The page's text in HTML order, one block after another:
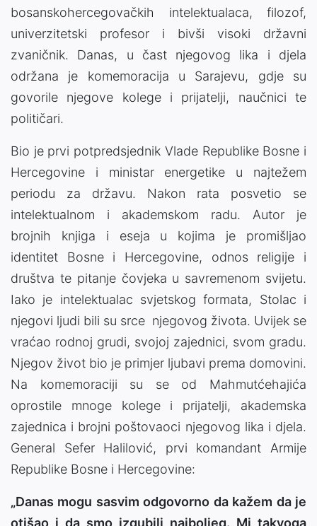
bosanskohercegovačkih intelektualaca, filozof,
univerzitetski profesor i bivši visoki državni
zvaničnik. Danas, u čast njegovog lika i djela
održana je komemoracija u Sarajevu, gdje su
govorile njegove kolege i prijatelji, naučnici te
političari.
Bio je prvi potpredsjednik Vlade Republike Bosne i
Hercegovine i ministar energetike u najtežem
periodu za državu. Nakon rata posvetio se
intelektualnom i akademskom radu. Autor je
brojnih knjiga i eseja u kojima je promišljao
identitet Bosne i Hercegovine, odnos religije i
društva te pitanje čovjeka u savremenom svijetu.
Iako je intelektualac svjetskog formata, Stolac i
njegovi ljudi bili su srce njegovog života. Uvijek se
vraćao rodnoj grudi, svojoj zajednici, svom gradu.
Njegov život bio je primjer ljubavi prema domovini.
Na komemoraciji su se od Mahmutćehajića
oprostile mnoge kolege i prijatelji, akademska
zajednica i brojni poštovaoci njegovog lika i djela.
General Sefer Halilović, prvi komandant Armije
Republike Bosne i Hercegovine:
„Danas mogu sasvim odgovorno da kažem da je
otišao i da smo izgubili najboljeg. Mi takvoga